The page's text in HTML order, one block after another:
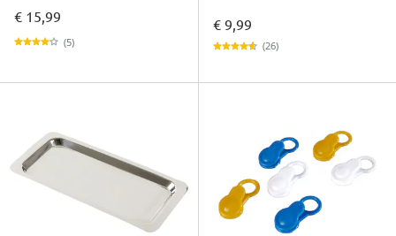
€ 15,99
(5)
€ 9,99
(26)